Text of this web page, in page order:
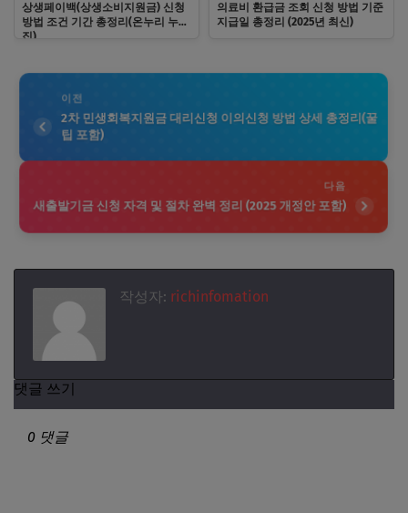
상생페이백(상생소비지원금) 신청
방법 조건 기간 총정리(온누리 누리
집)
의료비 환급금 조회 신청 방법 기준
지급일 총정리 (2025년 최신)
이전
2차 민생회복지원금 대리신청 이의신청 방법 상세 총정리(꿀
팁 포함)
다음
새출발기금 신청 자격 및 절차 완벽 정리 (2025 개정안 포함)
작성자: richinfomation
댓글 쓰기
0 댓글